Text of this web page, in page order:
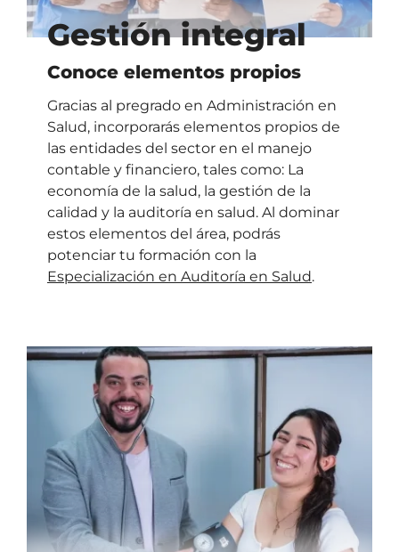
Gestión integral
Conoce elementos propios
Gracias al pregrado en Administración en
Salud, incorporarás elementos propios de
las entidades del sector en el manejo
contable y financiero, tales como: La
economía de la salud, la gestión de la
calidad y la auditoría en salud. Al dominar
estos elementos del área, podrás
potenciar tu formación con la
Especialización en Auditoría en Salud.